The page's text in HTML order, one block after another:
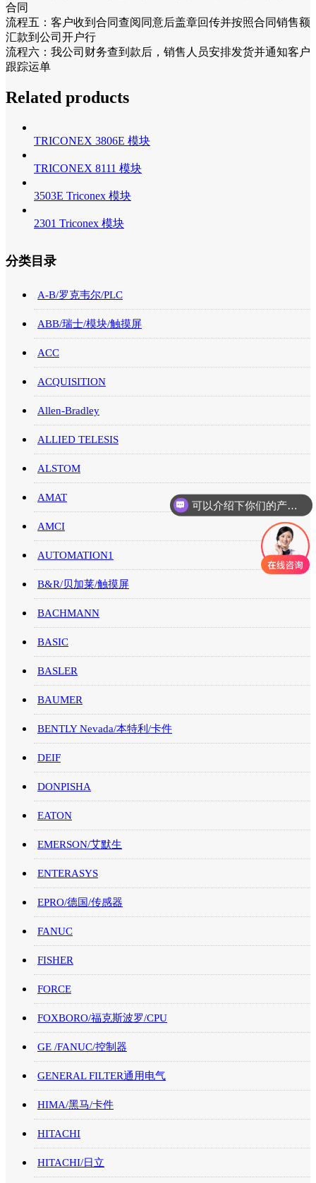
合同
流程五：客户收到合同查阅同意后盖章回传并按照合同销售额
汇款到公司开户行
流程六：我公司财务查到款后，销售人员安排发货并通知客户
跟踪运单
Related products
TRICONEX 3806E 模块
TRICONEX 8111 模块
3503E Triconex 模块
2301 Triconex 模块
分类目录
A-B/罗克韦尔/PLC
ABB/瑞士/模块/触摸屏
ACC
ACQUISITION
Allen-Bradley
ALLIED TELESIS
ALSTOM
AMAT
AMCI
AUTOMATION1
B&R/贝加莱/触摸屏
BACHMANN
BASIC
BASLER
BAUMER
BENTLY Nevada/本特利/卡件
DEIF
DONPISHA
EATON
EMERSON/艾默生
ENTERASYS
EPRO/德国/传感器
FANUC
FISHER
FORCE
FOXBORO/福克斯波罗/CPU
GE /FANUC/控制器
GENERAL FILTER通用电气
HIMA/黑马/卡件
HITACHI
HITACHI/日立
可以介绍下你们的产品么